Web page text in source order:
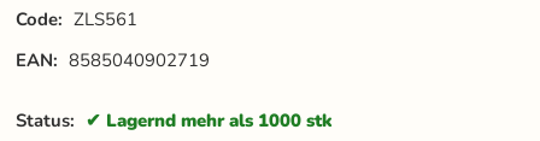
Code: ZLS561
EAN: 8585040902719
Status: Lagernd mehr als 1000 stk